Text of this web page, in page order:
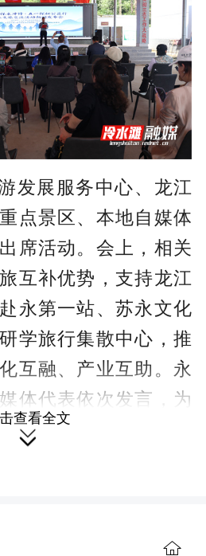
发展服务中心、龙江
点景区、本地自媒体
席活动。会上，相关
互补优势，支持龙江
永第一站、苏永文化
学旅行集散中心，推
互融、产业互助。永
体代表依次发言，为
。
查看全文
